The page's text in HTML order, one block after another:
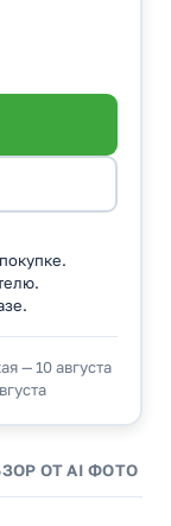
— 10 августа
ОТ AI ФОТО И